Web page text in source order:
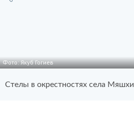
Фото: Якуб Гогиев
Стелы в окрестностях села Мяшхи